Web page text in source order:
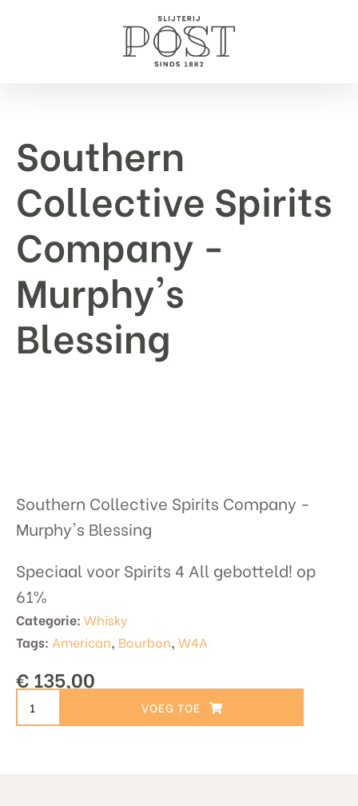
Southern
Collective Spirits
Company -
Murphy's
Blessing
Southern Collective Spirits Company -
Murphy's Blessing
Speciaal voor Spirits 4 All gebotteld! op
61%
Categorie: Whisky
Tags: American, Bourbon, W4A
€ 135,00
Southern